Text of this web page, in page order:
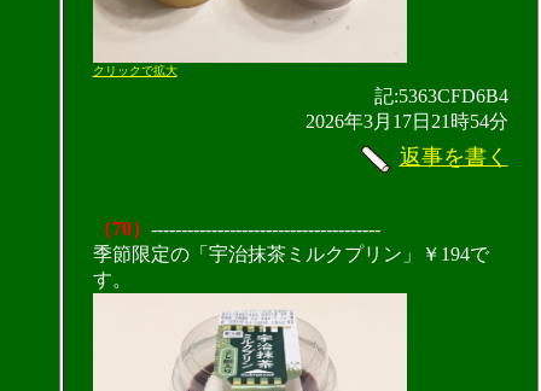
クリックで拡大
記:5363CFD6B4
2026年3月17日21時54分
返事を書く
（70） --------------------------------------
季節限定の「宇治抹茶ミルクプリン」￥194で
す。